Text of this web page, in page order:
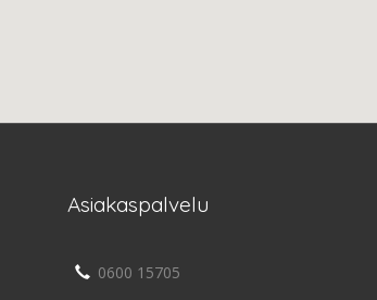
Asiakaspalvelu
0600 15705